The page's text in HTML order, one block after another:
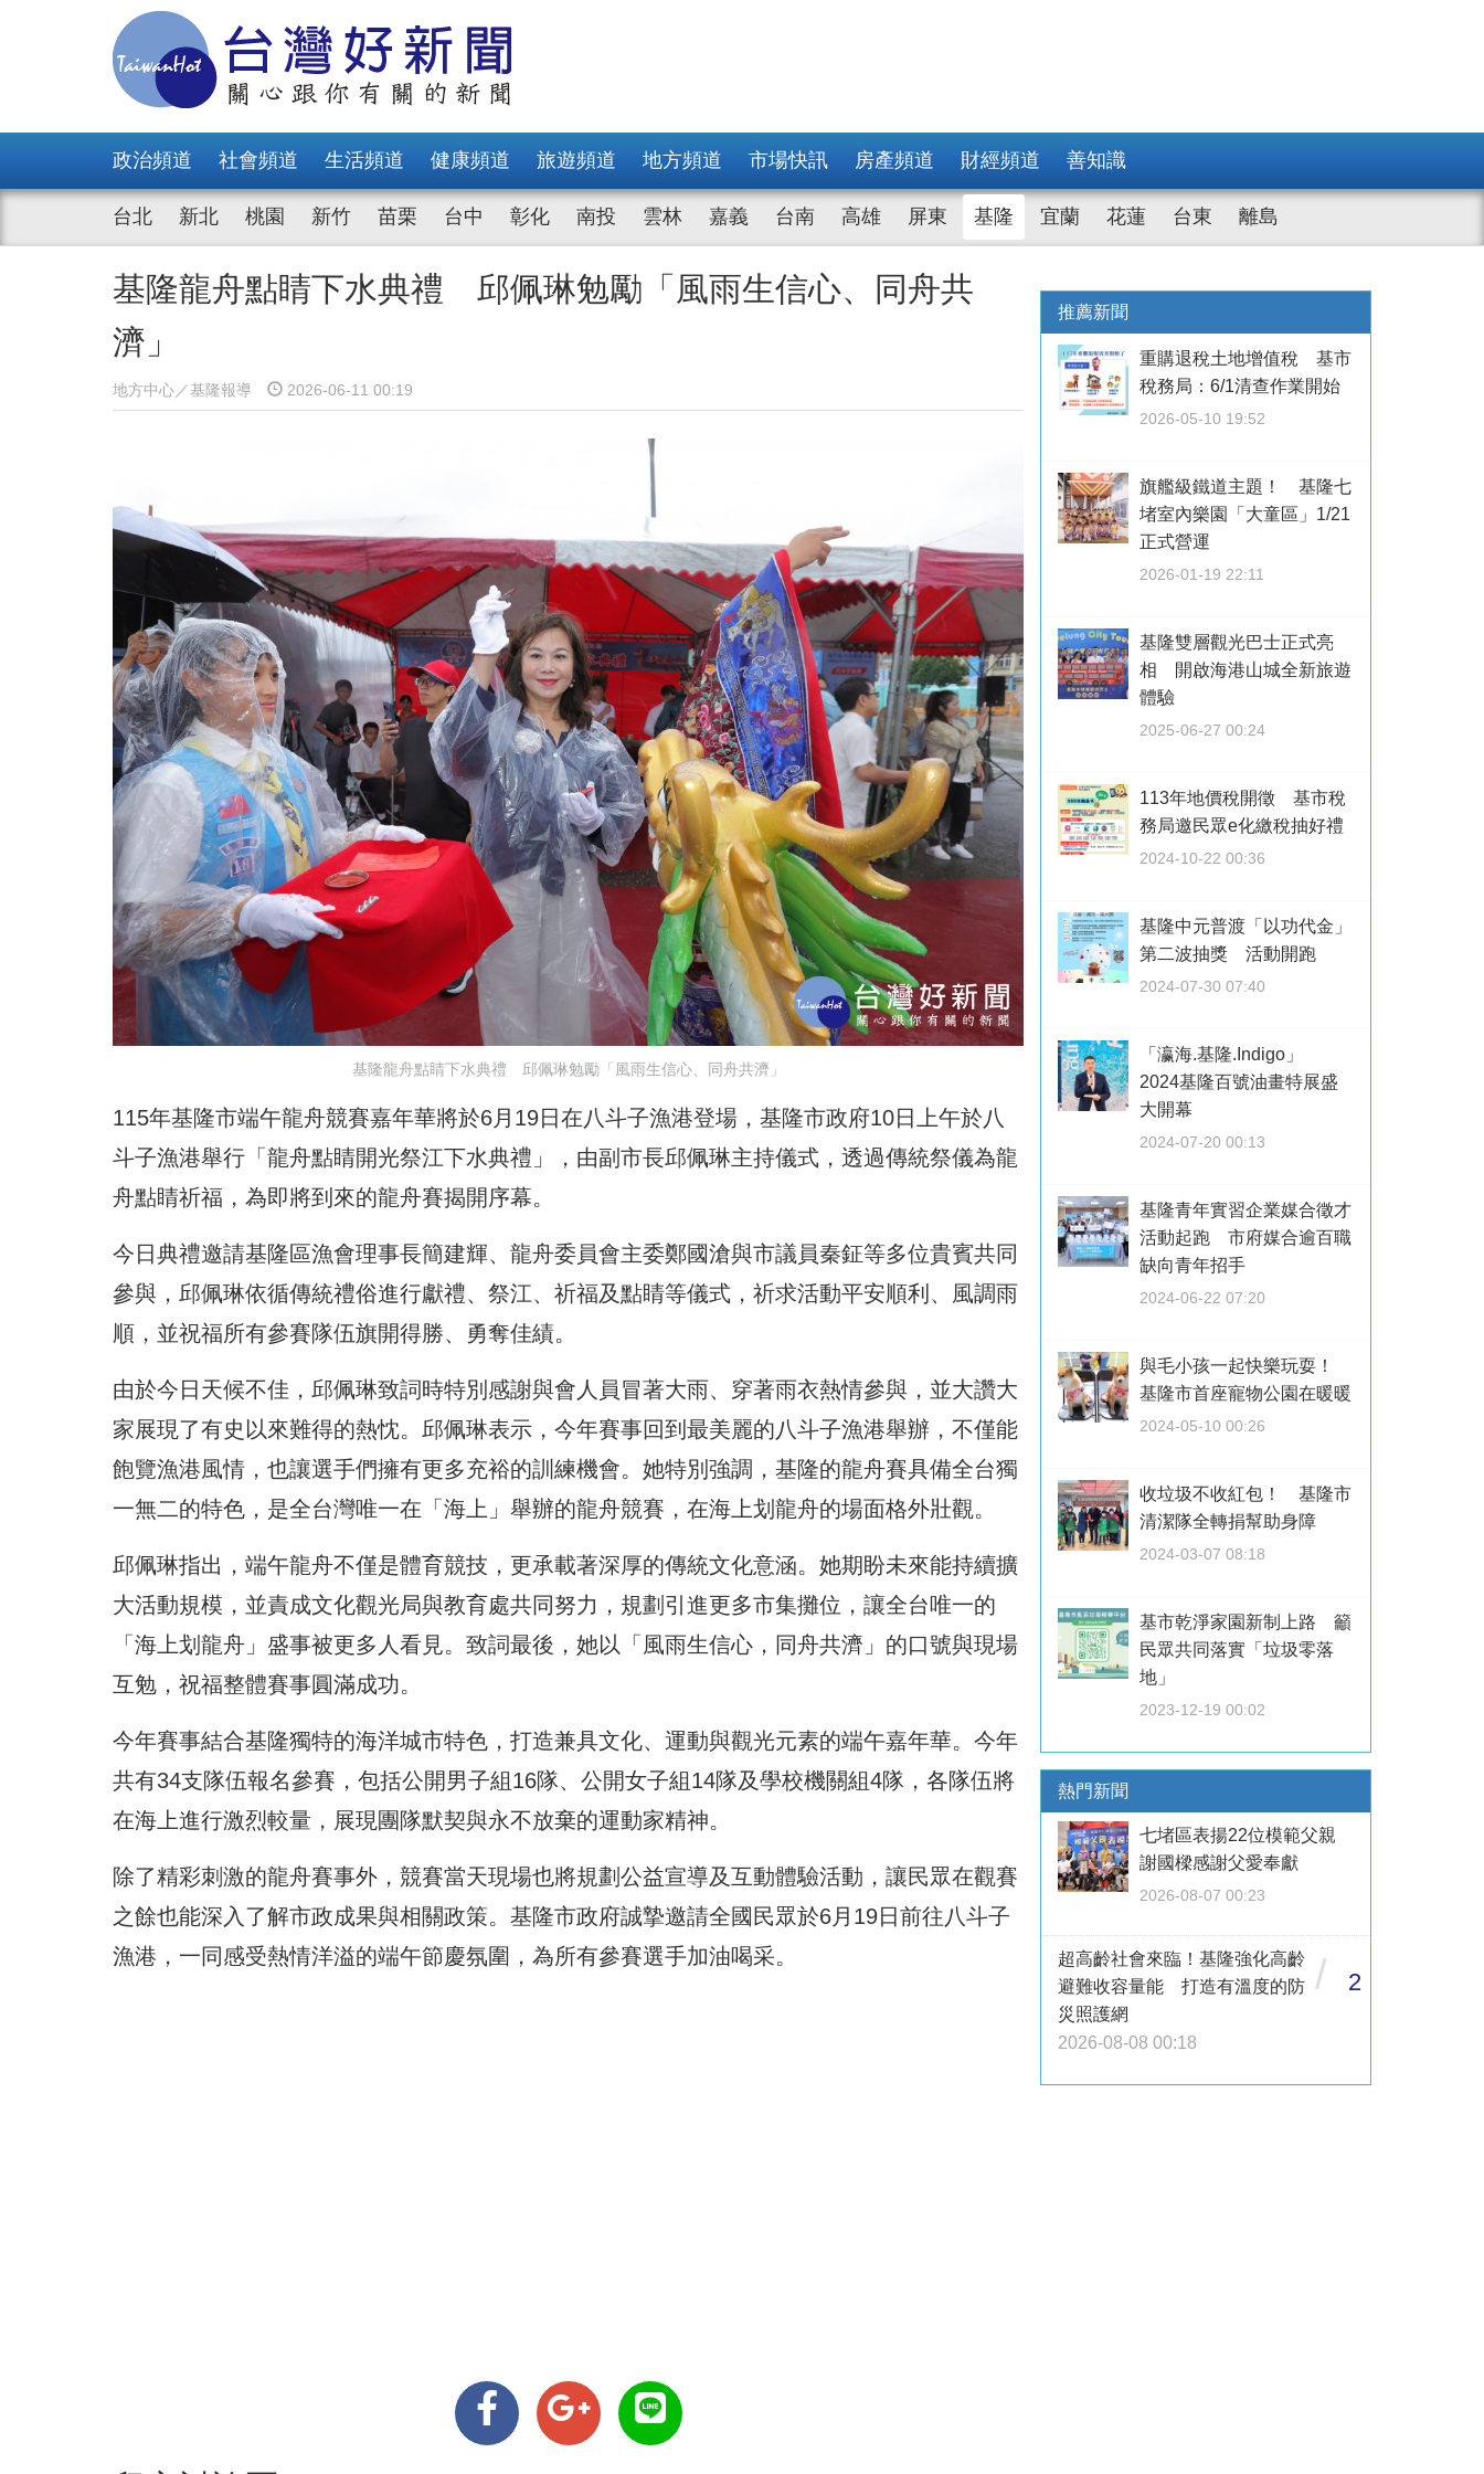
政治頻道 社會頻道 生活頻道 健康頻道 旅遊頻道 地方頻道 市場快訊 房產頻道 財經頻道 善知識
台北 新北 桃園 新竹 苗栗 台中 彰化 南投 雲林 嘉義 台南 高雄 屏東 基隆 宜蘭 花蓮 台東 離島
基隆龍舟點睛下水典禮 邱佩琳勉勵「風雨生信心、同舟共
濟」
地方中心／基隆報導 2026-06-11 00:19
基隆龍舟點睛下水典禮 邱佩琳勉勵「風雨生信心、同舟共濟」
115年基隆市端午龍舟競賽嘉年華將於6月19日在八斗子漁港登場，基隆市政府10日上午於八
斗子漁港舉行「龍舟點睛開光祭江下水典禮」，由副市長邱佩琳主持儀式，透過傳統祭儀為龍
舟點睛祈福，為即將到來的龍舟賽揭開序幕。
今日典禮邀請基隆區漁會理事長簡建輝、龍舟委員會主委鄭國滄與市議員秦鉦等多位貴賓共同
參與，邱佩琳依循傳統禮俗進行獻禮、祭江、祈福及點睛等儀式，祈求活動平安順利、風調雨
順，並祝福所有參賽隊伍旗開得勝、勇奪佳績。
由於今日天候不佳，邱佩琳致詞時特別感謝與會人員冒著大雨、穿著雨衣熱情參與，並大讚大
家展現了有史以來難得的熱忱。邱佩琳表示，今年賽事回到最美麗的八斗子漁港舉辦，不僅能
飽覽漁港風情，也讓選手們擁有更多充裕的訓練機會。她特別強調，基隆的龍舟賽具備全台獨
一無二的特色，是全台灣唯一在「海上」舉辦的龍舟競賽，在海上划龍舟的場面格外壯觀。
邱佩琳指出，端午龍舟不僅是體育競技，更承載著深厚的傳統文化意涵。她期盼未來能持續擴
大活動規模，並責成文化觀光局與教育處共同努力，規劃引進更多市集攤位，讓全台唯一的
「海上划龍舟」盛事被更多人看見。致詞最後，她以「風雨生信心，同舟共濟」的口號與現場
互勉，祝福整體賽事圓滿成功。
今年賽事結合基隆獨特的海洋城市特色，打造兼具文化、運動與觀光元素的端午嘉年華。今年
共有34支隊伍報名參賽，包括公開男子組16隊、公開女子組14隊及學校機關組4隊，各隊伍將
在海上進行激烈較量，展現團隊默契與永不放棄的運動家精神。
除了精彩刺激的龍舟賽事外，競賽當天現場也將規劃公益宣導及互動體驗活動，讓民眾在觀賽
之餘也能深入了解市政成果與相關政策。基隆市政府誠摯邀請全國民眾於6月19日前往八斗子
漁港，一同感受熱情洋溢的端午節慶氛圍，為所有參賽選手加油喝采。
推薦新聞
重購退稅土地增值稅 基市
稅務局：6/1清查作業開始
2026-05-10 19:52
旗艦級鐵道主題！ 基隆七
堵室內樂園「大童區」1/21
正式營運
2026-01-19 22:11
基隆雙層觀光巴士正式亮
相 開啟海港山城全新旅遊
體驗
2025-06-27 00:24
113年地價稅開徵 基市稅
務局邀民眾e化繳稅抽好禮
2024-10-22 00:36
基隆中元普渡「以功代金」
第二波抽獎 活動開跑
2024-07-30 07:40
「瀛海.基隆.Indigo」
2024基隆百號油畫特展盛
大開幕
2024-07-20 00:13
基隆青年實習企業媒合徵才
活動起跑 市府媒合逾百職
缺向青年招手
2024-06-22 07:20
與毛小孩一起快樂玩耍！
基隆市首座寵物公園在暖暖
2024-05-10 00:26
收垃圾不收紅包！ 基隆市
清潔隊全轉捐幫助身障
2024-03-07 08:18
基市乾淨家園新制上路 籲
民眾共同落實「垃圾零落
地」
2023-12-19 00:02
熱門新聞
七堵區表揚22位模範父親
謝國樑感謝父愛奉獻
2026-08-07 00:23
超高齡社會來臨！基隆強化高齡
避難收容量能 打造有溫度的防
災照護網
2026-08-08 00:18
/ 2